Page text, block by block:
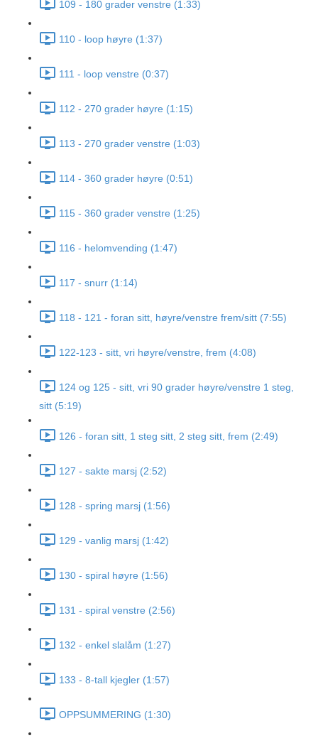
109 - 180 grader venstre (1:33)
110 - loop høyre (1:37)
111 - loop venstre (0:37)
112 - 270 grader høyre (1:15)
113 - 270 grader venstre (1:03)
114 - 360 grader høyre (0:51)
115 - 360 grader venstre (1:25)
116 - helomvending (1:47)
117 - snurr (1:14)
118 - 121 - foran sitt, høyre/venstre frem/sitt (7:55)
122-123 - sitt, vri høyre/venstre, frem (4:08)
124 og 125 - sitt, vri 90 grader høyre/venstre 1 steg,
sitt (5:19)
126 - foran sitt, 1 steg sitt, 2 steg sitt, frem (2:49)
127 - sakte marsj (2:52)
128 - spring marsj (1:56)
129 - vanlig marsj (1:42)
130 - spiral høyre (1:56)
131 - spiral venstre (2:56)
132 - enkel slalåm (1:27)
133 - 8-tall kjegler (1:57)
OPPSUMMERING (1:30)